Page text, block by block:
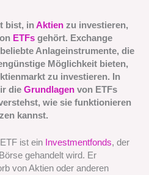
bist, inAktien zu investieren,
ETFs gehört. Exchange
Anlageinstrumente, die
Möglichkeit bieten,
zu investieren. In
die Grundlagen von ETFs
wie sie funktionieren
kannst.
ist ein Investmentfonds, der
gehandelt wird. Er
von Aktien oder anderen